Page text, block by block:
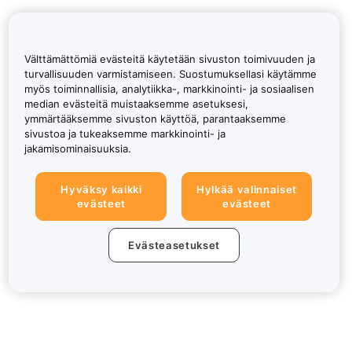
Välttämättömiä evästeitä käytetään sivuston toimivuuden ja
turvallisuuden varmistamiseen. Suostumuksellasi käytämme
myös toiminnallisia, analytiikka-, markkinointi- ja sosiaalisen
median evästeitä muistaaksemme asetuksesi,
ymmärtääksemme sivuston käyttöä, parantaaksemme
sivustoa ja tukeaksemme markkinointi- ja
jakamisominaisuuksia.
Hyväksy kaikki
evästeet
Hylkää valinnaiset
evästeet
Evästeasetukset